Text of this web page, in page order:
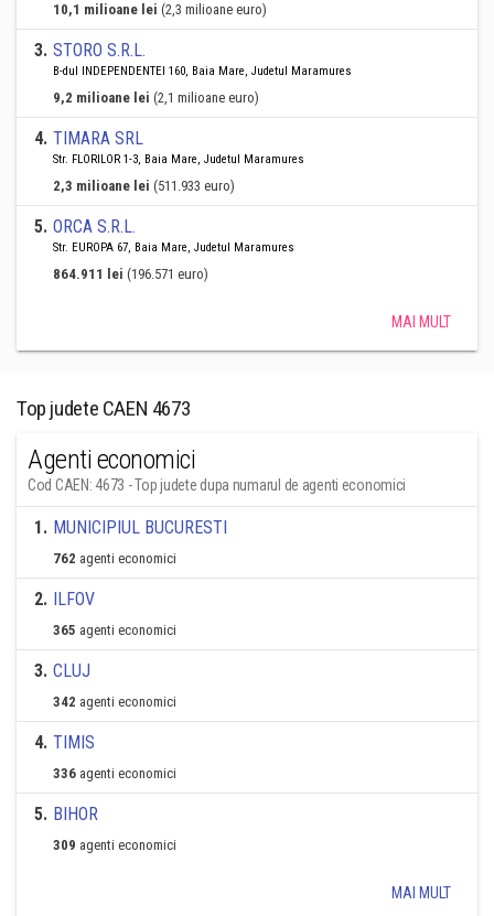
10,1 milioane lei (2,3 milioane euro)
3. STORO S.R.L.
B-dul INDEPENDENTEI 160, Baia Mare, Judetul Maramures
9,2 milioane lei (2,1 milioane euro)
4. TIMARA SRL
Str. FLORILOR 1-3, Baia Mare, Judetul Maramures
2,3 milioane lei (511.933 euro)
5. ORCA S.R.L.
Str. EUROPA 67, Baia Mare, Judetul Maramures
864.911 lei (196.571 euro)
MAI MULT
Top judete CAEN 4673
Agenti economici
Cod CAEN: 4673 - Top judete dupa numarul de agenti economici
1. MUNICIPIUL BUCURESTI
762 agenti economici
2. ILFOV
365 agenti economici
3. CLUJ
342 agenti economici
4. TIMIS
336 agenti economici
5. BIHOR
309 agenti economici
MAI MULT